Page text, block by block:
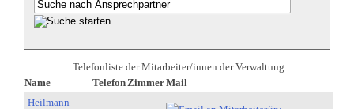
Telefonliste der Mitarbeiter/innen der Verwaltung
Name
Telefon ZimmerMail
Heilmann